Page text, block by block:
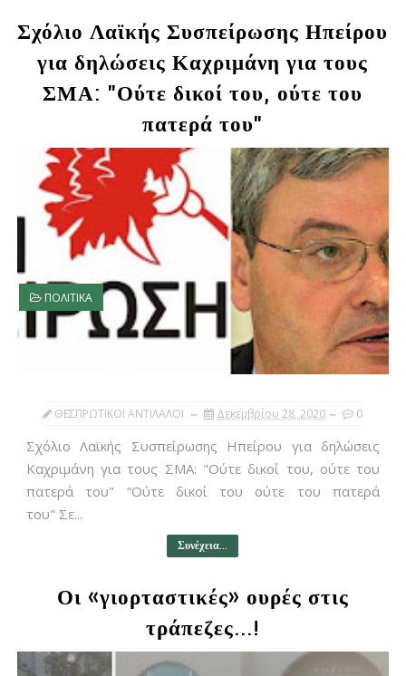
Σχόλιο Λαϊκής Συσπείρωσης Ηπείρου
για δηλώσεις Καχριμάνη για τους
ΣΜΑ: "Ούτε δικοί του, ούτε του
πατερά του"
ΠΟΛΙΤΙΚΑ
ΘΕΣΠΡΩΤΙΚΟΙ ΑΝΤΙΛΑΛΟΙ Δεκεμβρίου 28, 2020 0
Σχόλιο Λαϊκής Συσπείρωσης Ηπείρου για δηλώσεις
Καχριμάνη για τους ΣΜΑ: "Ούτε δικοί του, ούτε του
πατερά του" “Ούτε δικοί του ούτε του πατερά
του" Σε...
Συνέχεια...
Οι «γιορταστικές» ουρές στις
τράπεζες...!